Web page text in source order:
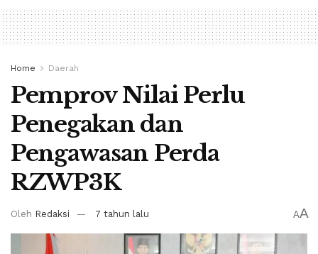
Home Daerah
Pemprov Nilai Perlu
Penegakan dan
Pengawasan Perda
RZWP3K
Oleh Redaksi 7 tahun lalu AA